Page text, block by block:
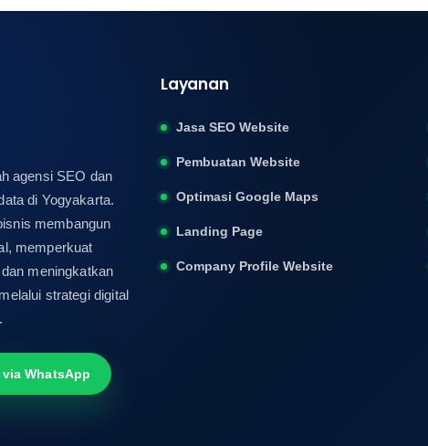
agensi SEO dan
di Yogyakarta.
membangun
memperkuat
meningkatkan
strategi digital
WhatsApp
Layanan
Jasa SEO Website
Pembuatan Website
Optimasi Google Maps
Landing Page
Company Profile Website